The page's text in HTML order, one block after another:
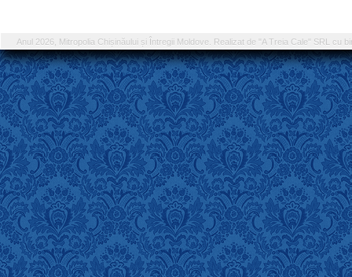
Anul 2026, Mitropolia Chișinăului și Întregii Moldove. Realizat de "A Treia Cale" SRL cu